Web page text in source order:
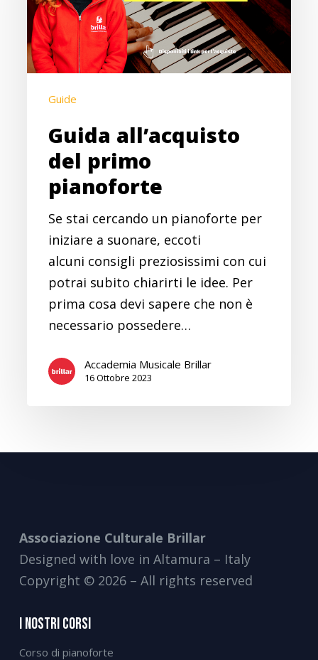
pianoforte
Guide
Guida all’acquisto
del primo
pianoforte
Se stai cercando un pianoforte per
iniziare a suonare, eccoti
alcuni consigli preziosissimi con cui
potrai subito chiarirti le idee. Per
prima cosa devi sapere che non è
necessario possedere…
Accademia Musicale Brillar
16 Ottobre 2023
Associazione Culturale Brillar
Designed with love in Altamura – Italy
Copyright © 2026 – All rights reserved
I Nostri Corsi
Corso di pianoforte